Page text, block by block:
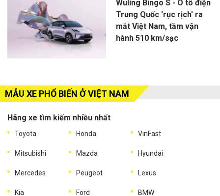
Wuling Bingo S - Ô tô điện
Trung Quốc 'rục rịch' ra
mắt Việt Nam, tầm vận
hành 510 km/sạc
MẪU XE PHỔ BIẾN Ở VIỆT NAM
Hãng xe tìm kiếm nhiều nhất
Toyota Honda VinFast
Mitsubishi Mazda Hyundai
Mercedes Peugeot Lexus
Kia Ford BMW